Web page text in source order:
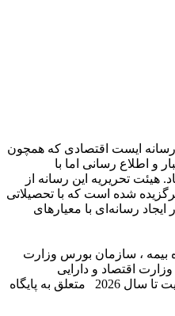
ایست اقتصادی که همچون
و اطلاع رسانی اما با
هیئت تحریریه این رسانه از
شده است که با تحصیلاتی
رسانه‌ای با معیار‌های
بیمه ، سازمان بورس وزارت
اقتصاد و دارایی
© تمامی حقوق مادی و معنوی سایت تا سال 2026 متعلق به پایگاه